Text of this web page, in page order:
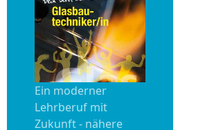
Ein moderner
Lehrberuf mit
Zukunft - nähere